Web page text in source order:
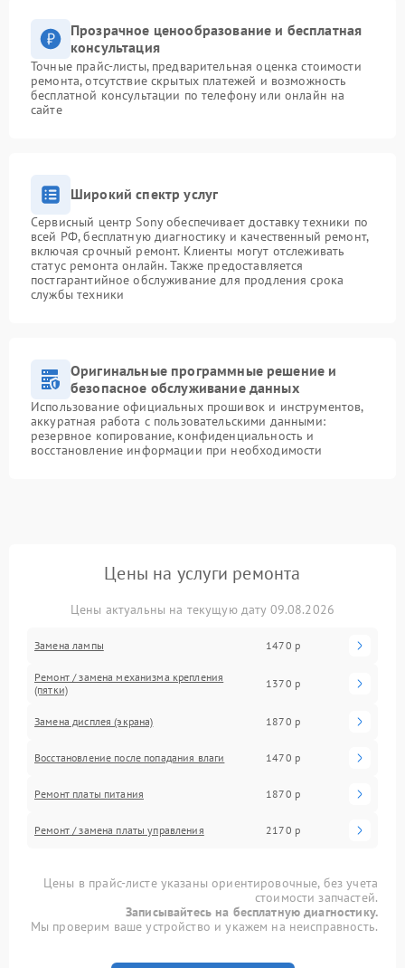
Прозрачное ценообразование и бесплатная
консультация
Точные прайс-листы, предварительная оценка стоимости
ремонта, отсутствие скрытых платежей и возможность
бесплатной консультации по телефону или онлайн на
сайте
Широкий спектр услуг
Сервисный центр Sony обеспечивает доставку техники по
всей РФ, бесплатную диагностику и качественный ремонт,
включая срочный ремонт. Клиенты могут отслеживать
статус ремонта онлайн. Также предоставляется
постгарантийное обслуживание для продления срока
службы техники
Оригинальные программные решение и
безопасное обслуживание данных
Использование официальных прошивок и инструментов,
аккуратная работа с пользовательскими данными:
резервное копирование, конфиденциальность и
восстановление информации при необходимости
Цены на услуги ремонта
Цены актуальны на текущую дату 09.08.2026
Замена лампы 1470 р
Ремонт / замена механизма крепления
(пятки)
1370 р
Замена дисплея (экрана) 1870 р
Восстановление после попадания влаги 1470 р
Ремонт платы питания 1870 р
Ремонт / замена платы управления 2170 р
Цены в прайс-листе указаны ориентировочные, без учета
стоимости запчастей.
Записывайтесь на бесплатную диагностику.
Мы проверим ваше устройство и укажем на неисправность.